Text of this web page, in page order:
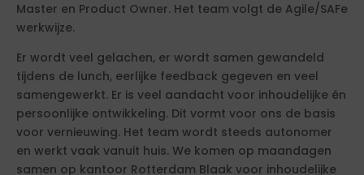
Master en Product Owner. Het team volgt de Agile/SAFe
werkwijze.
Er wordt veel gelachen, er wordt samen gewandeld
tijdens de lunch, eerlijke feedback gegeven en veel
samengewerkt. Er is veel aandacht voor inhoudelijke én
persoonlijke ontwikkeling. Dit vormt voor ons de basis
voor vernieuwing. Het team wordt steeds autonomer
en werkt vaak vanuit huis. We komen op maandagen
samen op kantoor Rotterdam Blaak voor inhoudelijke